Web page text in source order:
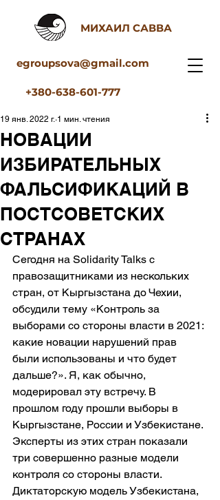
МИХАИЛ САВВА
egroupsova@gmail.com
+380-638-601-777
НОВАЦИИ
ИЗБИРАТЕЛЬНЫХ
ФАЛЬСИФИКАЦИЙ В
ПОСТСОВЕТСКИХ
СТРАНАХ
19 янв. 2022 г. 1 мин. чтения
Сегодня на Solidarity Talks с
правозащитниками из нескольких
стран, от Кыргызстана до Чехии,
обсудили тему «Контроль за
выборами со стороны власти в 2021:
какие новации нарушений прав
были использованы и что будет
дальше?». Я, как обычно,
модерировал эту встречу. В
прошлом году прошли выборы в
Кыргызстане, России и Узбекистане.
Эксперты из этих стран показали
три совершенно разные модели
контроля со стороны власти.
Диктаторскую модель Узбекистана,